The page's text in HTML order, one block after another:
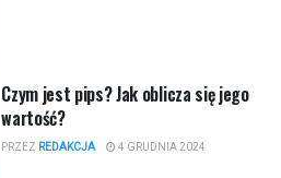
Czym jest pips? Jak oblicza się jego
wartość?
PRZEZ REDAKCJA 4 GRUDNIA 2024